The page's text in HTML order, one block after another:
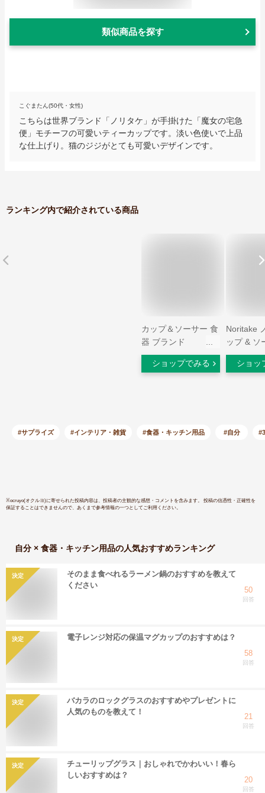
類似商品を探す
こぐまたん(50代・女性)
こちらは世界ブランド「ノリタケ」が手掛けた「魔女の宅急
便」モチーフの可愛いティーカップです。淡い色使いで上品
な仕上げり。猫のジジがとても可愛いデザインです。
ランキング内で紹介されている商品
カップ＆ソーサー 食
器 ブランド
Noritake/ノリタケ ス
タジオ・ジブリ ジ
結婚祝いなどプレゼ
ショップでみる
Noritake
ップ & ソ
ーヒー テ
190cc 魔
ショッ
#サプライズ #インテリア・雑貨 #食器・キッチン用品 #自分
※ocruyo(オクルヨ)に寄せられた投稿内容は、投稿者の主観的な感想・コメントを含みます。 投稿の信憑性・正確性を
保証することはできませんので、あくまで参考情報の一つとしてご利用ください。
自分 × 食器・キッチン用品の人気おすすめランキング
決定
そのまま食べれるラーメン鍋のおすすめを教えて
ください
50
回答
決定
電子レンジ対応の保温マグカップのおすすめは？
58
回答
決定
バカラのロックグラスのおすすめやプレゼントに
人気のものを教えて！
21
回答
決定
チューリップグラス｜おしゃれでかわいい！春ら
しいおすすめは？
20
回答